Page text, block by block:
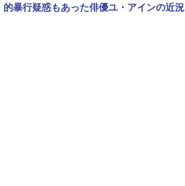
的暴行疑惑もあった俳優ユ・アインの近況